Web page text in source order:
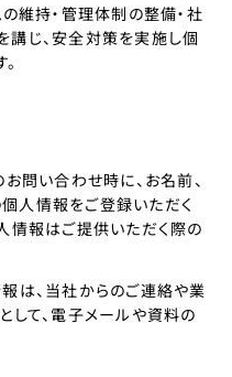
維持・管理体制の整備・社
じ、安全対策を実施し個
問い合わせ時に、お名前、
人情報をご登録いただく
情報はご提供いただく際の
は、当社からのご連絡や業
して、電子メールや資料の